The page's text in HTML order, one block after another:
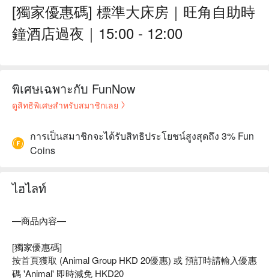
[獨家優惠碼] 標準大床房｜旺角自助時
鐘酒店過夜｜15:00 - 12:00
พิเศษเฉพาะกับ FunNow
ดูสิทธิพิเศษสำหรับสมาชิกเลย
การเป็นสมาชิกจะได้รับสิทธิประโยชน์สูงสุดถึง 3% Fun
Coins
ไฮไลท์
—商品內容—
[獨家優惠碼]
按首頁獲取 (Animal Group HKD 20優惠) 或 預訂時請輸入優惠
碼 'Animal' 即時減免 HKD20